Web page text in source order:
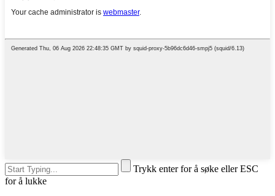
Trykk enter for å søke eller ESC
for å lukke